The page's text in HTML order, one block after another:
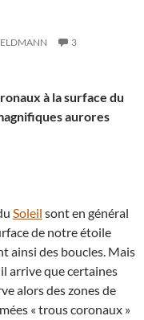
3
à la surface du
aurores
Soleil sont en général
de notre étoile
ainsi des boucles. Mais
arrive que certaines
alors des zones de
« trous coronaux »